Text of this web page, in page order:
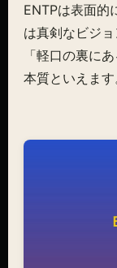
ENTPは表面的
は真剣なビジ
「軽口の裏に
本質といえます